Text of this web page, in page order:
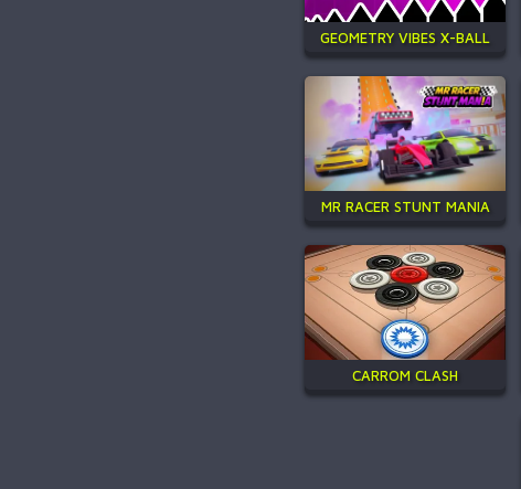
GEOMETRY VIBES X-BALL
MR RACER STUNT MANIA
CARROM CLASH